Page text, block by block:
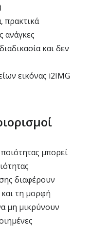
πρακτικά
ανάγκες
και δεν
εικόνας i2IMG
μπορεί
διαφέρουν
τη μορφή
μη μικρύνουν